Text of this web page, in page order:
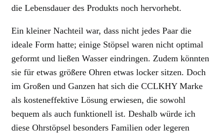
die Lebensdauer des Produkts noch hervorhebt.
Ein kleiner Nachteil war, dass nicht jedes Paar die
ideale Form hatte; einige Stöpsel waren nicht optimal
geformt und ließen Wasser eindringen. Zudem könnten
sie für etwas größere Ohren etwas locker sitzen. Doch
im Großen und Ganzen hat sich die CCLKHY Marke
als kosteneffektive Lösung erwiesen, die sowohl
bequem als auch funktionell ist. Deshalb würde ich
diese Ohrstöpsel besonders Familien oder legeren